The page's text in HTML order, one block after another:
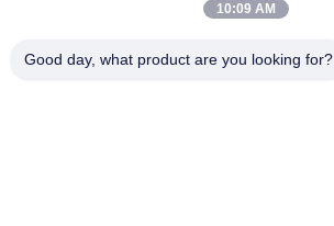
Fabrieksreis
10:09 AM
Good day, what product are you looking for?